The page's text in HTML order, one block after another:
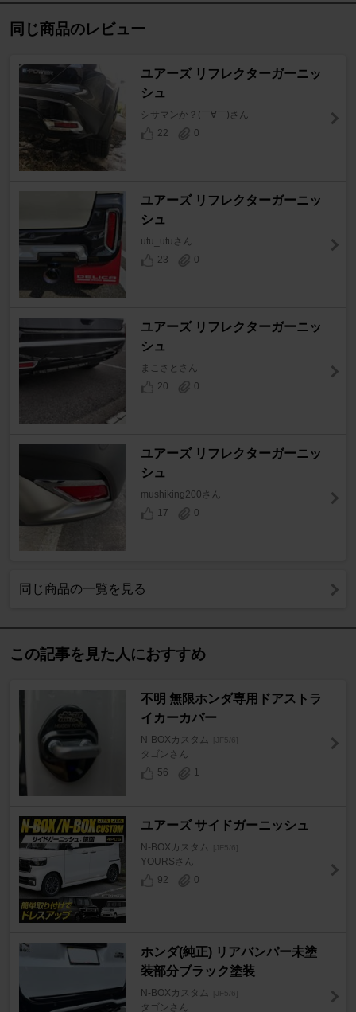
同じ商品のレビュー
ユアーズ リフレクターガーニッ
シュ
シサマンか？(￣∀￣)さん
22
0
ユアーズ リフレクターガーニッ
シュ
utu_utuさん
23
0
ユアーズ リフレクターガーニッ
シュ
まこさとさん
20
0
ユアーズ リフレクターガーニッ
シュ
mushiking200さん
17
0
同じ商品の一覧を見る
この記事を見た人におすすめ
不明 無限ホンダ専用ドアストラ
イカーカバー
N-BOXカスタム
タゴンさん
56
1
ユアーズ サイドガーニッシュ
N-BOXカスタム
YOURSさん
92
0
ホンダ(純正) リアバンパー未塗
装部分ブラック塗装
N-BOXカスタム
タゴンさん